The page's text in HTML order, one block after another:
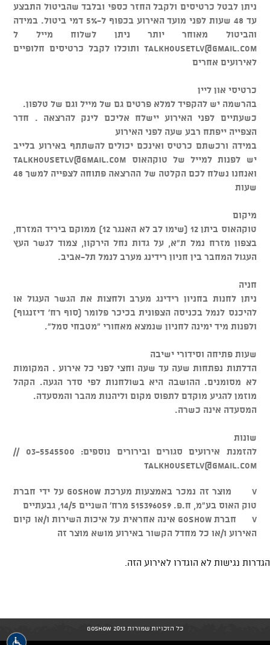
ניתן לבטל כרטיסים ולקבל החזר כספי ובלבד שהביטול התבצע
עד 48 שעות לפני מועד האירוע בכפוף ל-5% דמי ביטול. במידה
והביטול מאוחר יותר ניתן לשלוח מייל ל
talkhousetlv@gmail.com ותוכלו לקבל כרטיסים חלופיים
לאירועים אחרים
כרטיסי און ליין
בהרשמה יש להקפיד למלא פרטים גם של מייל וגם של טלפון.
כשעתיים לפני האירוע יישלח אליכם לינק להרצאה . חדר
הצפייה ייפתח רבע שעה לפני האירוע
במידה ורכשתם כרטיס ואינכם יכולים להשתתף באירוע בלייב
יש לפנות למייל של טוקהאוס talkhousetlv@gmail.com
ואנחנו נשלח לכם הקלטה של ההרצאה פתוחה לצפייה למשך 48
שעות
מיקום
טוקהאוס ביתן 12 (שימו לב לא האנגר 12) ממוקם ביריד המזרח,
בצפון מזרח נמל ת"א, על גדות נחל הירקון, צמוד לגשר העץ
העגול המחבר בין חניון רידינג מערב לנמל תל-אביב.
חניה
ניתן לחנות בחניון רידינג מערב ולחצות את הגשר העגול או
להיכנס לנמל בכניסה הצפונית בכיכר פלומר (סוף רח' דיזנגוף)
ולפנות מיד ימינה לחניון שנמצא מאחורי "מטבחי סמל".
שעות פתיחה וסידורי ישיבה
הדלתות נפתחות שעה עד שעה וחצי לפני כל אירוע . המקומות
לא מסומנים. ההושבה היא בשולחנות לפי סדר הגעה. הקהל
מוזמן להגיע מוקדם לתפוס מקום וליהנות מהבר והמסעדה.
המסעדה אינה כשרה.
שונות
להזמנת אירועים סגורים ובירורים נוספים: 03-5545500 //
talkhousetlv@gmail.com
v מוצר זה נמכר באמצעות מערכת GOSHOW על ידי חברת
טוק האוס בע"מ, ח.פ. 515396059 מרח' השניים 14/5, גבעתיים
v חברת GOSHOW אינה אחראית על איכות השירות ו/או קיום
האירוע ו/או כל מחדל הקשור באירוע מושא מוצר זה
הגדרות נגישות לא הוגדרו לאירוע הזה.
כל הזכויות שמורות GoShow 2013